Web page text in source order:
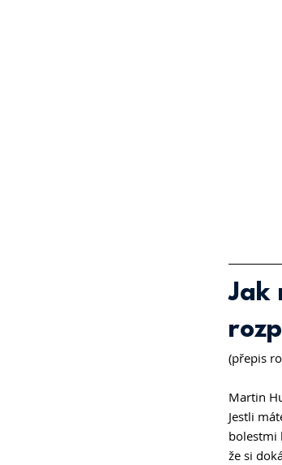
Jak
(přepis
Martin
Jestli
bolestmi
že si